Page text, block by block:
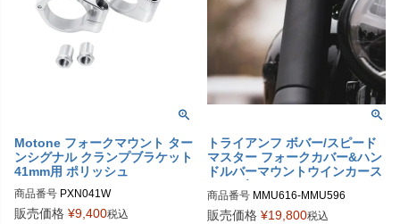
Motone フォークマウント ター
ンシグナル クランプブラケット
41mm用 ポリッシュ
商品番号 PXN041W
販売価格 ¥9,400税込
トライアンフ ボバー/スピード
マスター フォークカバー&ハン
ドルバーマウントウインカース
ーン)
商品番号 MMU616-MMU596
販売価格 ¥19,800税込